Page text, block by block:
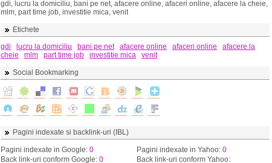
gdi, lucru la domiciliu, bani pe net, afacere online, afaceri online, afacere la cheie,
mlm, part time job, investitie mica, venit
Etichete
gdi
lucru la domiciliu bani pe net afacere online afaceri online
afacere la
cheie
mlm part time job investitie mica venit
Social Bookmarking
Pagini indexate si backlink-uri (IBL)
Pagini indexate in Google: 0
Back link-uri conform Google: 0
Pagini indexate in Yahoo: 0
Back link-uri conform Yahoo: